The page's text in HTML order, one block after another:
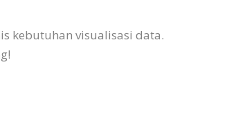
kebutuhan visualisasi data.